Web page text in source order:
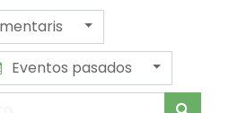
Eventos pasados